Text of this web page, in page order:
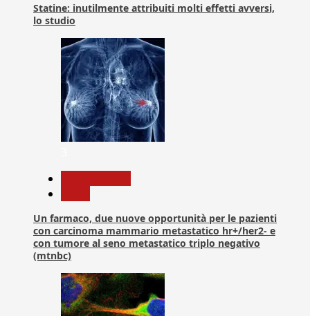
Statine: inutilmente attribuiti molti effetti avversi,
lo studio
Un farmaco, due nuove opportunità per le pazienti
con carcinoma mammario metastatico hr+/her2- e
con tumore al seno metastatico triplo negativo
(mtnbc)